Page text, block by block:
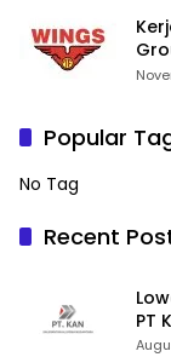
Popular
No Tag
Recent
PT